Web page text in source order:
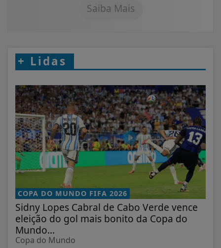
Saiba Mais
+ Lidas
COPA DO MUNDO FIFA 2026
Sidny Lopes Cabral de Cabo Verde vence
eleição do gol mais bonito da Copa do
Mundo...
Copa do Mundo